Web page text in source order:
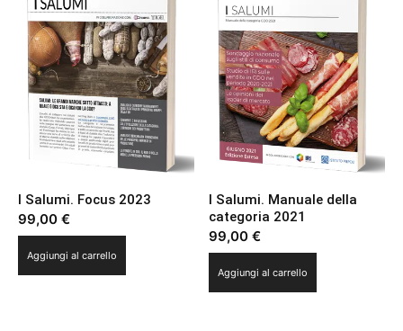
I Salumi. Focus 2023
99,00 €
Aggiungi al carrello
I Salumi. Manuale della
categoria 2021
99,00€
Aggiungi al carrello